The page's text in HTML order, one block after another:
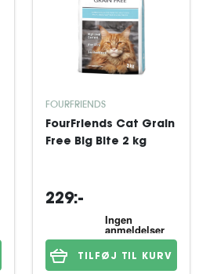
FOURFRIENDS
FourFriends Cat Grain
Free Big Bite 2 kg
229:-
TILFØJ TIL KURV